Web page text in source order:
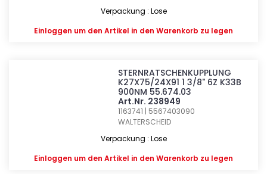
Verpackung : Lose
Einloggen um den Artikel in den Warenkorb zu legen
STERNRATSCHENKUPPLUNG
K27X75/24X91 1 3/8" 6Z K33B
900NM 55.674.03
Art.Nr. 238949
1163741 | 5567403090
WALTERSCHEID
Verpackung : Lose
Einloggen um den Artikel in den Warenkorb zu legen